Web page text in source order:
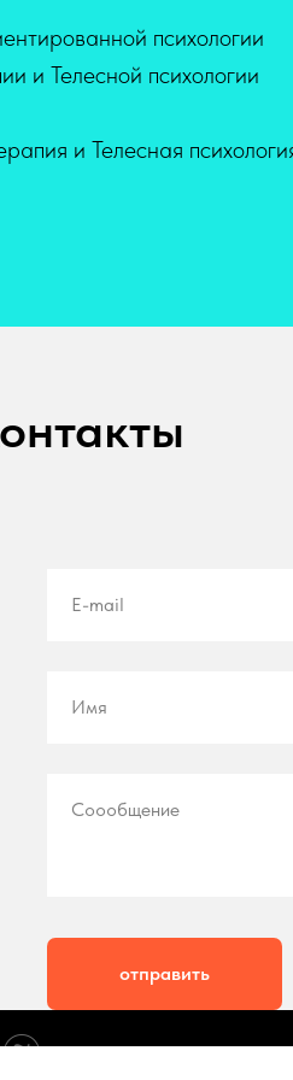
психологии
и Телесной психологии
и Телесная
E-mail
Имя
Соообщение
отправить
Tilda